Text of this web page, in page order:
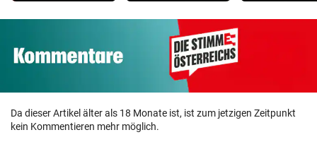
Da dieser Artikel älter als 18 Monate ist, ist zum jetzigen Zeitpunkt
kein Kommentieren mehr möglich.